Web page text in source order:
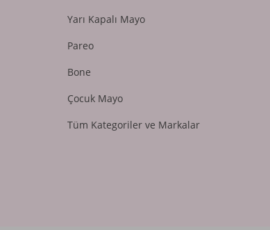
Yarı Kapalı Mayo
Pareo
Bone
Çocuk Mayo
Tüm Kategoriler ve Markalar